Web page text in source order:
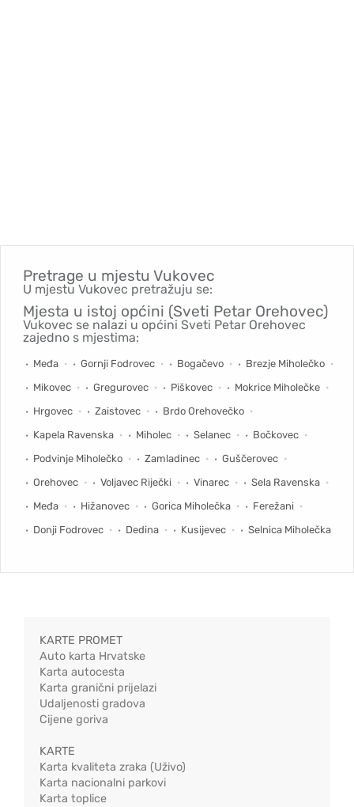
Pretrage u mjestu Vukovec
U mjestu Vukovec pretražuju se:
Mjesta u istoj općini (Sveti Petar Orehovec)
Vukovec se nalazi u općini Sveti Petar Orehovec
zajedno s mjestima:
Međa Gornji Fodrovec Bogačevo
Brezje Miholečko
Mikovec
Gregurovec Piškovec
Mokrice Miholečke
Hrgovec
Zaistovec
Brdo Orehovečko
Kapela Ravenska
Miholec Selanec
Bočkovec
Podvinje Miholečko
Zamladinec
Guščerovec
Orehovec
Voljavec Riječki Vinarec
Sela Ravenska
Međa
Hižanovec Gorica Miholečka
Ferežani
Donji Fodrovec
Dedina Kusijevec Selnica Miholečka
KARTE PROMET
Auto karta Hrvatske
Karta autocesta
Karta granični prijelazi
Udaljenosti gradova
Cijene goriva
KARTE
Karta kvaliteta zraka (Uživo)
Karta nacionalni parkovi
Karta toplice